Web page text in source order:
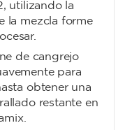
utilizando la
la mezcla forme
de cangrejo
para
obtener una
restante en